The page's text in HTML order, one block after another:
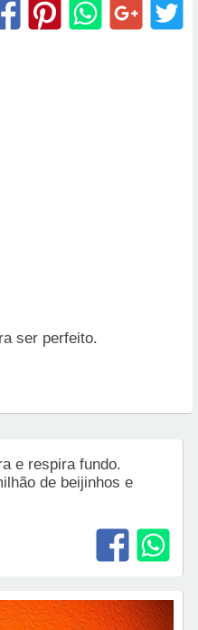
ser perfeito.
e respira fundo.
de beijinhos e